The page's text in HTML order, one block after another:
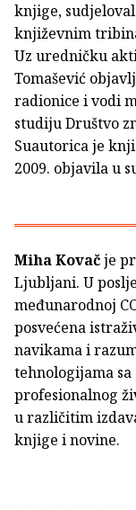
knjige,
književnim
Uz uredničku
Tomašević
radionice i vodi
studiju Društvo
Suautorica je
2009. objavila u
Miha Kovačje
Ljubljani. U
međunarodnoj
posvećena
navikama i
tehnologijama
profesionalnog
u različitim
knjige i novine.